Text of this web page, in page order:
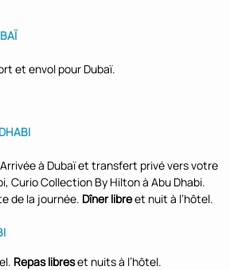
et envol pour Dubaï.
à Dubaï et transfert privé vers votre
Curio Collection By Hilton à Abu Dhabi.
de la journée. Dîner libreet nuit à l’hôtel.
Repas libreset nuits à l’hôtel.